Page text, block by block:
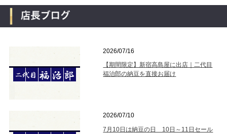
2026/07/16
【期間限定】新宿高島屋に出店｜二代目
福治郎の納豆を直接お届け
2026/07/10
7月10日は納豆の日 10日～11日セール